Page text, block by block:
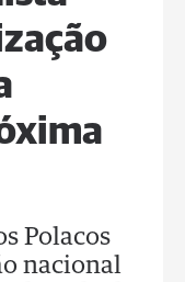
Polacos
nacional